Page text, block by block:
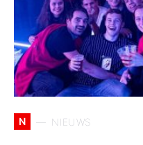
N NIEUWS